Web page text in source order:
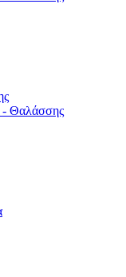
- Θαλάσσης